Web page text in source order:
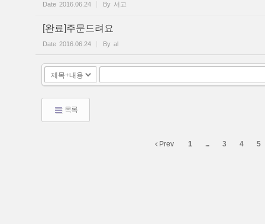
Date 2016.06.24 By 서고
[완료]주문드려요
Date 2016.06.24 By al
목록
Prev 1 ... 3 4 5